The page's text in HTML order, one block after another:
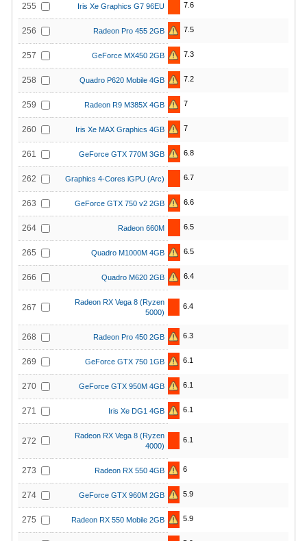
255 Iris Xe Graphics G7 96EU 7.6
256 Radeon Pro 455 2GB 7.5
257 GeForce MX450 2GB 7.3
258 Quadro P620 Mobile 4GB 7.2
259 Radeon R9 M385X 4GB 7
260 Iris Xe MAX Graphics 4GB 7
261 GeForce GTX 770M 3GB 6.8
262 Graphics 4-Cores iGPU (Arc) 6.7
263 GeForce GTX 750 v2 2GB 6.6
264 Radeon 660M 6.5
265 Quadro M1000M 4GB 6.5
266 Quadro M620 2GB 6.4
267
Radeon RX Vega 8 (Ryzen
5000)
6.4
268 Radeon Pro 450 2GB 6.3
269 GeForce GTX 750 1GB 6.1
270 GeForce GTX 950M 4GB 6.1
271 Iris Xe DG1 4GB 6.1
272
Radeon RX Vega 8 (Ryzen
4000)
6.1
273 Radeon RX 550 4GB 6
274 GeForce GTX 960M 2GB 5.9
275 Radeon RX 550 Mobile 2GB 5.9